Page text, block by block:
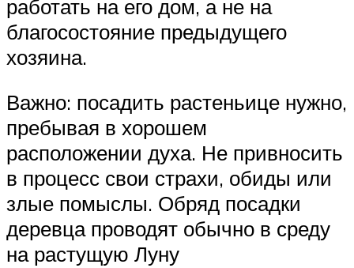
работать на его дом, а не на
благосостояние предыдущего
хозяина.
Важно: посадить растеньице нужно,
пребывая в хорошем
расположении духа. Не привносить
в процесс свои страхи, обиды или
злые помыслы. Обряд посадки
деревца проводят обычно в среду
на растущую Луну